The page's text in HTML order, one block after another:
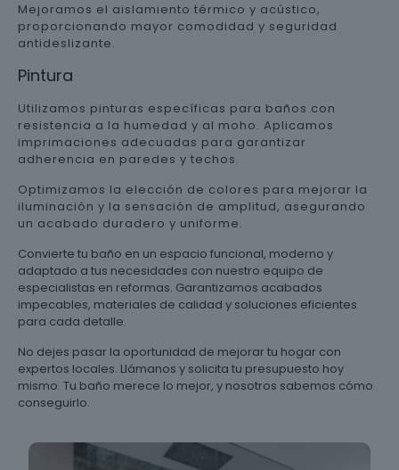
Mejoramos el aislamiento térmico y acústico,
proporcionando mayor comodidad y seguridad
antideslizante.
Pintura
Utilizamos pinturas específicas para baños con
resistencia a la humedad y al moho. Aplicamos
imprimaciones adecuadas para garantizar
adherencia en paredes y techos.
Optimizamos la elección de colores para mejorar la
iluminación y la sensación de amplitud, asegurando
un acabado duradero y uniforme.
Convierte tu baño en un espacio funcional, moderno y
adaptado a tus necesidades con nuestro equipo de
especialistas en reformas. Garantizamos acabados
impecables, materiales de calidad y soluciones eficientes
para cada detalle.
No dejes pasar la oportunidad de mejorar tu hogar con
expertos locales. Llámanos y solicita tu presupuesto hoy
mismo. Tu baño merece lo mejor, y nosotros sabemos cómo
conseguirlo.